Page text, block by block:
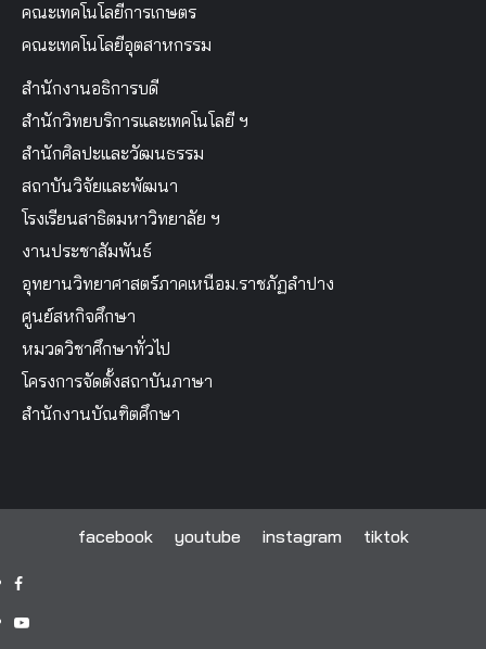
คณะเทคโนโลยีการเกษตร
คณะเทคโนโลยีอุตสาหกรรม
สำนักงานอธิการบดี
สำนักวิทยบริการและเทคโนโลยี ฯ
สำนักศิลปะและวัฒนธรรม
สถาบันวิจัยและพัฒนา
โรงเรียนสาธิตมหาวิทยาลัย ฯ
งานประชาสัมพันธ์
อุทยานวิทยาศาสตร์ภาคเหนือม.ราชภัฏลำปาง
ศูนย์สหกิจศึกษา
หมวดวิชาศึกษาทั่วไป
โครงการจัดตั้งสถาบันภาษา
สำนักงานบัณฑิตศึกษา
facebook youtube instagram tiktok
facebook
youtube